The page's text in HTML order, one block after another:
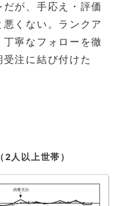
が、手応え・評価
くない。ランクア
寧なフォローを徹
注に結び付けた
人以上世帯）